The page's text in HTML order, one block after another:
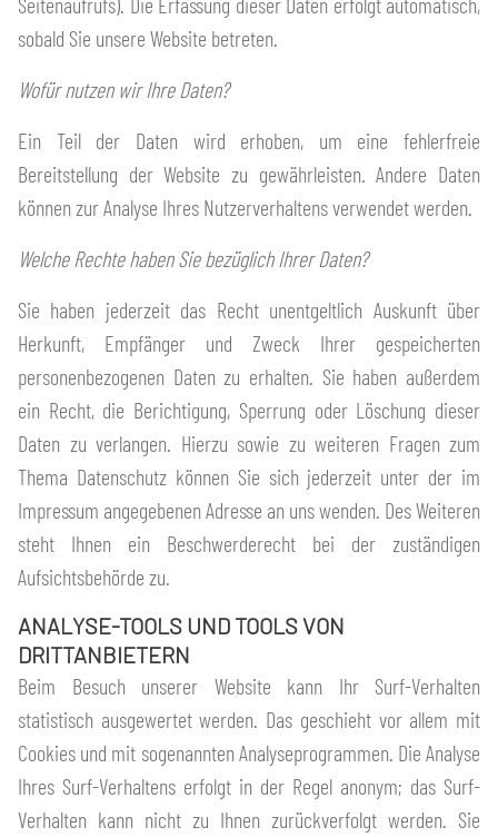
sobald Sie unsere Website betreten.
Wofür nutzen wir Ihre Daten?
Ein Teil der Daten wird erhoben, um eine fehlerfreie
Bereitstellung der Website zu gewährleisten. Andere Daten
können zur Analyse Ihres Nutzerverhaltens verwendet werden.
Welche Rechte haben Sie bezüglich Ihrer Daten?
Sie haben jederzeit das Recht unentgeltlich Auskunft über
Herkunft, Empfänger und Zweck Ihrer gespeicherten
personenbezogenen Daten zu erhalten. Sie haben außerdem
ein Recht, die Berichtigung, Sperrung oder Löschung dieser
Daten zu verlangen. Hierzu sowie zu weiteren Fragen zum
Thema Datenschutz können Sie sich jederzeit unter der im
Impressum angegebenen Adresse an uns wenden. Des Weiteren
steht Ihnen ein Beschwerderecht bei der zuständigen
Aufsichtsbehörde zu.
ANALYSE-TOOLS UND TOOLS VON
DRITTANBIETERN
Beim Besuch unserer Website kann Ihr Surf-Verhalten
statistisch ausgewertet werden. Das geschieht vor allem mit
Cookies und mit sogenannten Analyseprogrammen. Die Analyse
Ihres Surf-Verhaltens erfolgt in der Regel anonym; das Surf-
Verhalten kann nicht zu Ihnen zurückverfolgt werden. Sie